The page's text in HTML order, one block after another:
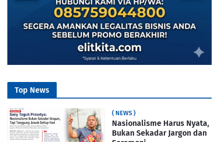
Top News
( NEWS )
Nasionalisme Harus Nyata,
Bukan Sekadar Jargon dan